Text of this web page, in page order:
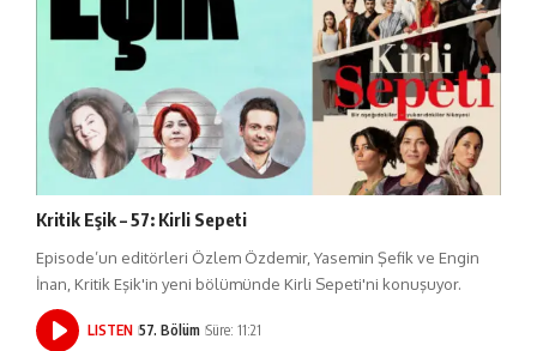
Kritik Eşik – 57: Kirli Sepeti
Episode’un editörleri Özlem Özdemir, Yasemin Şefik ve Engin
İnan, Kritik Eşik'in yeni bölümünde Kirli Sepeti'ni konuşuyor.
LISTEN 57. Bölüm Süre: 11:21